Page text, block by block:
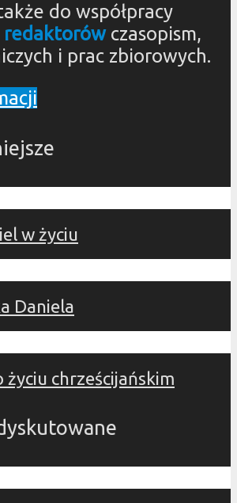
do współpracy
redaktorówczasopism,
i prac zbiorowych.
w życiu
Daniela
życiu chrześcijańskim